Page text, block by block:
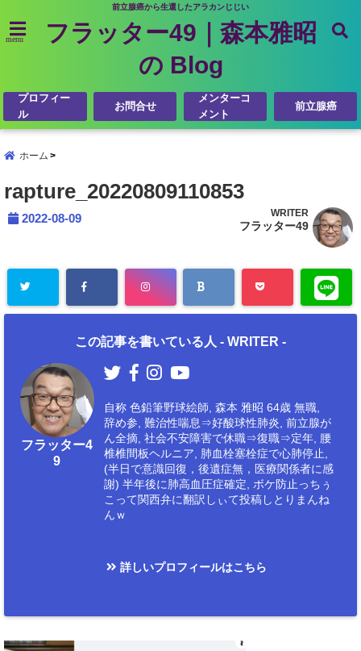
前立腺癌から生還したアラカンじじい
menu
フラッター49｜森本雅昭
の Blog
プロフィー
ル
お問合せ
メンターコ
メント
前立腺癌
ホーム
rapture_20220809110853
2022-08-09 WRITER
フラッター49
この記事を書いている人 - WRITER -
フラッター4
9
自称 色鉛筆野球絵師, 森本 雅昭 64歳 無職,
辞め参, 難治性喘息⇒好酸球性肺炎, 前立腺が
ん全摘, 社会不安障害で休職⇒復職⇒定年, 腰
椎椎間板ヘルニア, 肺血栓塞栓症で心肺停止,
(半日で意識回復，後遺症無，医療関係者に感
謝) 半年後に肺高血圧症確定, ボケ防止っちぅ
こって関西弁に翻訳しぃて投稿しとりまんね
んｗ
詳しいプロフィールはこちら